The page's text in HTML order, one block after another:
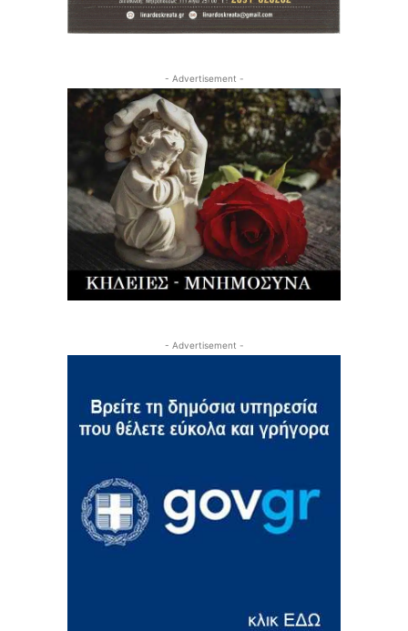
- Advertisement -
- Advertisement -